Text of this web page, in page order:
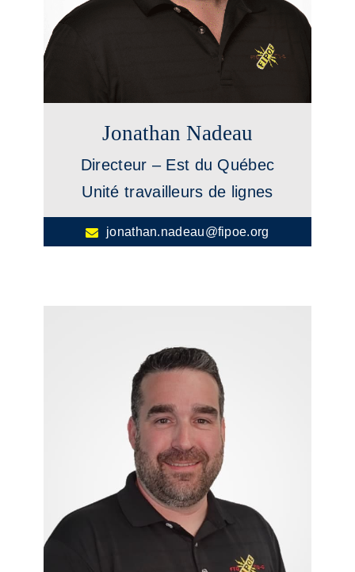
Jonathan Nadeau
Directeur – Est du Québec
Unité travailleurs de lignes
jonathan.nadeau@fipoe.org